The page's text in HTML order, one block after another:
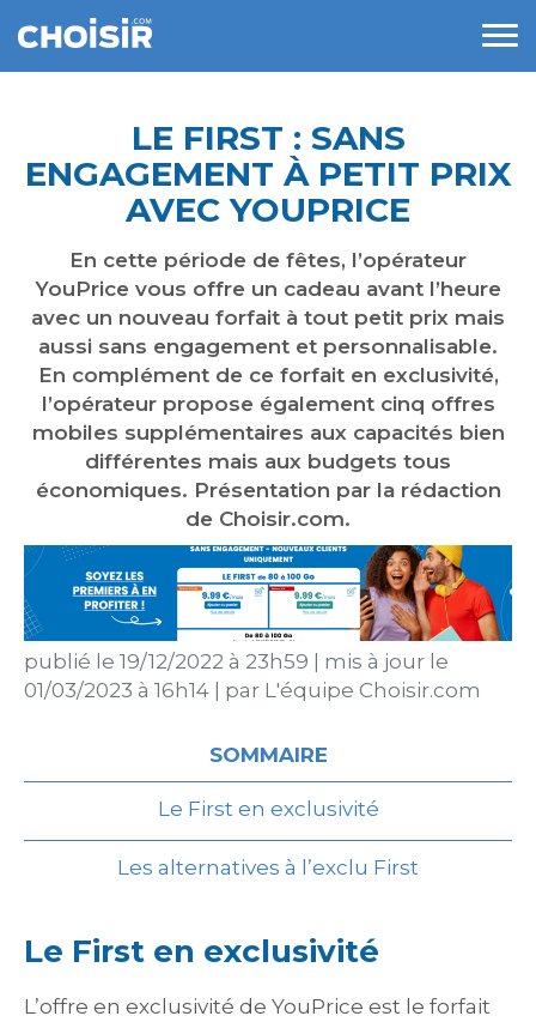
LE FIRST : SANS
ENGAGEMENT À PETIT PRIX
AVEC YOUPRICE
En cette période de fêtes, l’opérateur
YouPrice vous offre un cadeau avant l’heure
avec un nouveau forfait à tout petit prix mais
aussi sans engagement et personnalisable.
En complément de ce forfait en exclusivité,
l’opérateur propose également cinq offres
mobiles supplémentaires aux capacités bien
différentes mais aux budgets tous
économiques. Présentation par la rédaction
de Choisir.com.
publié le 19/12/2022 à 23h59
mis à jour le
01/03/2023 à 16h14
par L'équipe Choisir.com
SOMMAIRE
Le First en exclusivité
Les alternatives à l’exclu First
Le First en exclusivité
L’offre en exclusivité de YouPrice est le forfait